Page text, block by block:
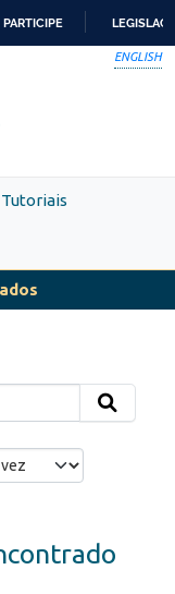
PARTICIPE
ENGLISH
Tutoriais